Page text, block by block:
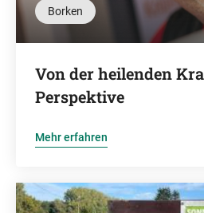
Borken
Von der heilenden
Perspektive
Mehr erfahren